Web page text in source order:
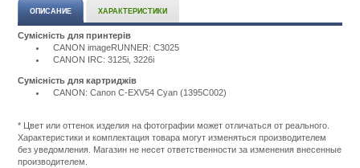
ОПИСАНИЕ ХАРАКТЕРИСТИКИ
Сумісність для принтерів
CANON imageRUNNER: C3025
CANON IRC: 3125i, 3226i
Сумісність для картриджів
CANON: Canon C-EXV54 Cyan (1395C002)
rashodnye-
materialy/5259-
kartridzh-
* Цвет или оттенок изделия на фотографии может отличаться от реального.
Характеристики и комплектация товара могут изменяться производителем
без уведомления. Магазин не несет ответственности за изменения внесенные
производителем.